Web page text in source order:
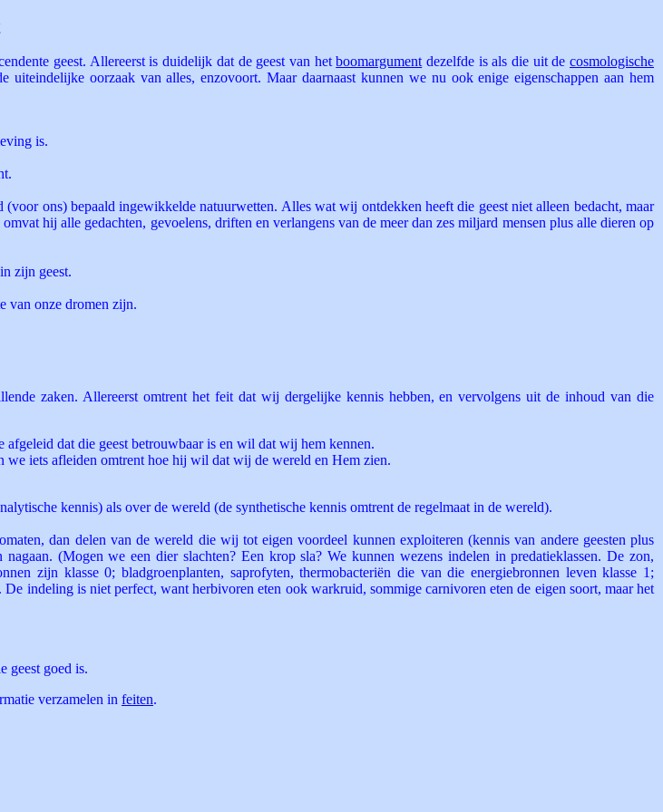
geest. Allereerst is duidelijk dat de geest van hetboomargument dezelfde is als die uit decosmologische
uiteindelijke oorzaak van alles, enzovoort. Maar daarnaast kunnen we nu ook enige eigenschappen aan hem
is.
ons) bepaald ingewikkelde natuurwetten. Alles wat wij ontdekken heeft die geest niet alleen bedacht, maar
hij alle gedachten, gevoelens, driften en verlangens van de meer dan zes miljard mensen plus alle dieren op
zijn geest.
van onze dromen zijn.
zaken. Allereerst omtrent het feit dat wij dergelijke kennis hebben, en vervolgens uit de inhoud van die
dat die geest betrouwbaar is en wil dat wij hem kennen.
we iets afleiden omtrent hoe hij wil dat wij de wereld en Hem zien.
kennis) als over de wereld (de synthetische kennis omtrent de regelmaat in de wereld).
dan delen van de wereld die wij tot eigen voordeel kunnen exploiteren (kennis van andere geesten plus
(Mogen we een dier slachten? Een krop sla? We kunnen wezens indelen in predatieklassen. De zon,
zijn klasse 0; bladgroenplanten, saprofyten, thermobacteriën die van die energiebronnen leven klasse 1;
indeling is niet perfect, want herbivoren eten ook warkruid, sommige carnivoren eten de eigen soort, maar het
geest goed is.
verzamelen in feiten.